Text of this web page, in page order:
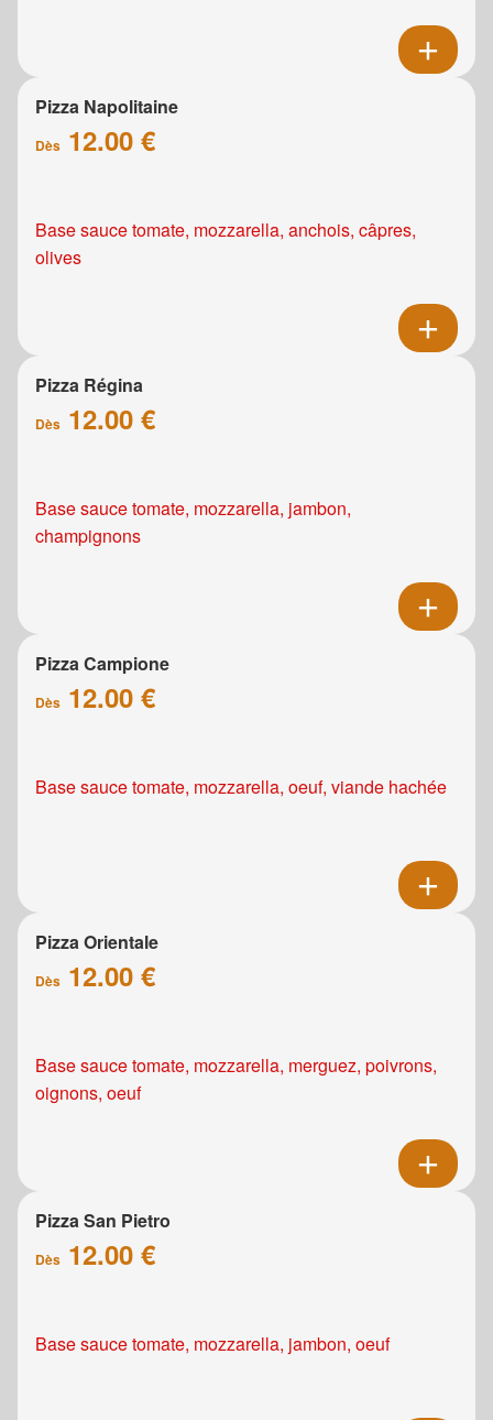
Pizza Napolitaine
Dès 12.00 €
Base sauce tomate, mozzarella, anchois, câpres,
olives
Pizza Régina
Dès 12.00 €
Base sauce tomate, mozzarella, jambon,
champignons
Pizza Campione
Dès 12.00 €
Base sauce tomate, mozzarella, oeuf, viande hachée
Pizza Orientale
Dès 12.00 €
Base sauce tomate, mozzarella, merguez, poivrons,
oignons, oeuf
Pizza San Pietro
Dès 12.00 €
Base sauce tomate, mozzarella, jambon, oeuf